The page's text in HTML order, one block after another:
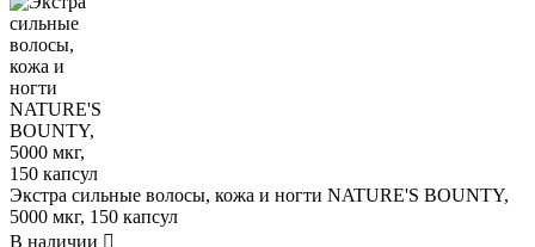
Экстра сильные волосы, кожа и ногти NATURE'S BOUNTY,
5000 мкг, 150 капсул
В наличии 